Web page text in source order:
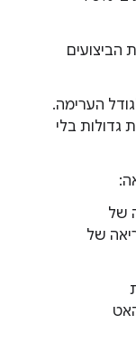
ב-85% בבדיקת הביצועים
הערימה.
גדולות בלי
של
של